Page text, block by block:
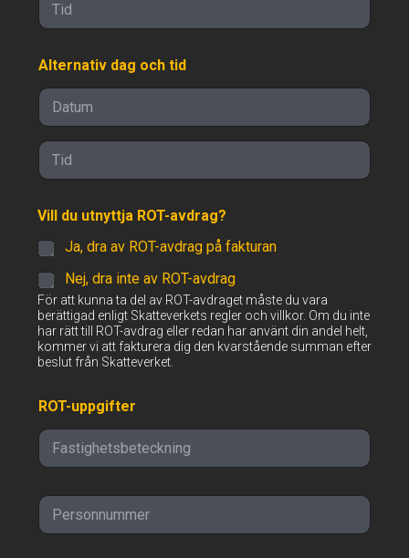
Alternativ dag och tid
Vill du utnyttja ROT-avdrag?
Ja, dra av ROT-avdrag på fakturan
Nej, dra inte av ROT-avdrag
För att kunna ta del av ROT-avdraget måste du vara
berättigad enligt Skatteverkets regler och villkor. Om du inte
har rätt till ROT-avdrag eller redan har använt din andel helt,
kommer vi att fakturera dig den kvarstående summan efter
beslut från Skatteverket.
ROT-uppgifter
P
r